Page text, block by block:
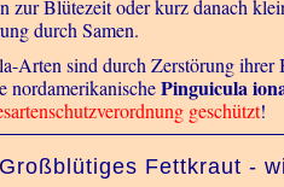
zur Blütezeit oder kurz danach
durch Samen.
Arten sind durch Zerstörung ihrer
nordamerikanischePinguicula
geschützt!
Großblütiges Fettkraut -